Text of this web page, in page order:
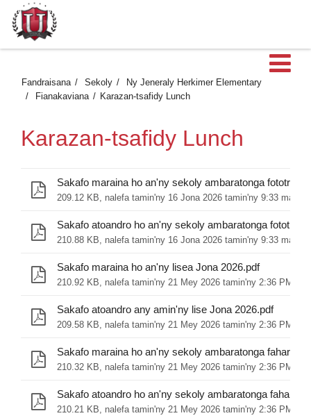
Fandraisana Sekoly
Ny Jeneraly Herkimer Elementary
Fianakaviana
Karazan-tsafidy Lunch
Karazan-tsafidy Lunch
Sakafo maraina ho an'ny sekoly ambaratonga fototra
209.12 KB, nalefa tamin'ny 16 Jona 2026 tamin'ny 9:33
Sakafo atoandro ho an'ny sekoly ambaratonga fototra
210.88 KB, nalefa tamin'ny 16 Jona 2026 tamin'ny 9:33
Sakafo maraina ho an'ny lisea Jona 2026.pdf
210.92 KB, nalefa tamin'ny 21 Mey 2026 tamin'ny 2:36 PM
Sakafo atoandro any amin'ny lise Jona 2026.pdf
209.58 KB, nalefa tamin'ny 21 Mey 2026 tamin'ny 2:36 PM
Sakafo maraina ho an'ny sekoly ambaratonga faharoa
210.32 KB, nalefa tamin'ny 21 Mey 2026 tamin'ny 2:36 PM
Sakafo atoandro ho an'ny sekoly ambaratonga faharoa
210.21 KB, nalefa tamin'ny 21 Mey 2026 tamin'ny 2:36 PM